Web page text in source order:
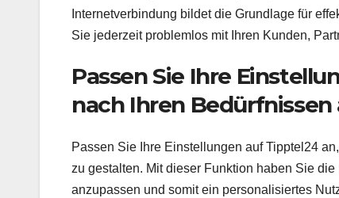
Internetverbindung bildet die Grundlage für
Sie jederzeit problemlos mit Ihren Kunden,
Passen Sie Ihre
nach Ihren Bedürfnissen
Passen Sie Ihre Einstellungen auf Tipptel24
zu gestalten. Mit dieser Funktion haben Sie
anzupassen und somit ein personalisiertes